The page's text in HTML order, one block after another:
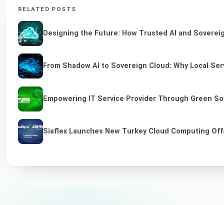
RELATED POSTS
Designing the Future: How Trusted AI and
From Shadow AI to Sovereign Cloud: Why Local
Empowering IT Service Provider Through Green
Siaflex Launches New Turkey Cloud Computing